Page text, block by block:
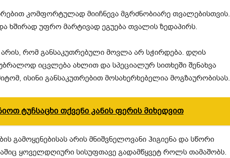
კომფორტულად მიიჩნევა მგრძნობიარე თვალებისთვის.
ხშირად უფრო მარტივად ეგუება თვალის ზედაპირს.
არის, რომ განსაკუთრებული მოვლა არ სჭირდება. დღის
იცვლება ახლით და სპეციალურ სითხეში შენახვა
ისინი განსაკუთრებით მოსახერხებელია მოგზაურობისას.
ტუჩსაცხი თქვენი კანის ფერის მიხედვით
გამოყენებისას არის მნიშვნელოვანი ჰიგიენა და სწორი
ყოველდღიური სისუფთავე გადამწყვეტ როლს თამაშობს.